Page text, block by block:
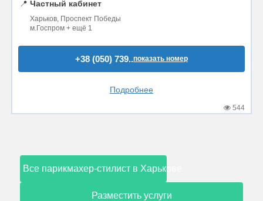
📍 Частный кабинет
Харьков, Проспект Победы
м.Госпром + ещё 1
+38 (050) 739..показать номер
Подробнее
544
Все парикмахер-стилист в Харькове
Разместить услуги